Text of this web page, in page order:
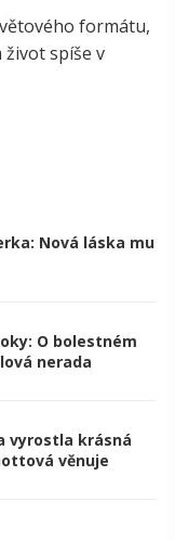
formátu,
spíše v
Nová láska mu
O bolestném
nerada
vyrostla krásná
věnuje